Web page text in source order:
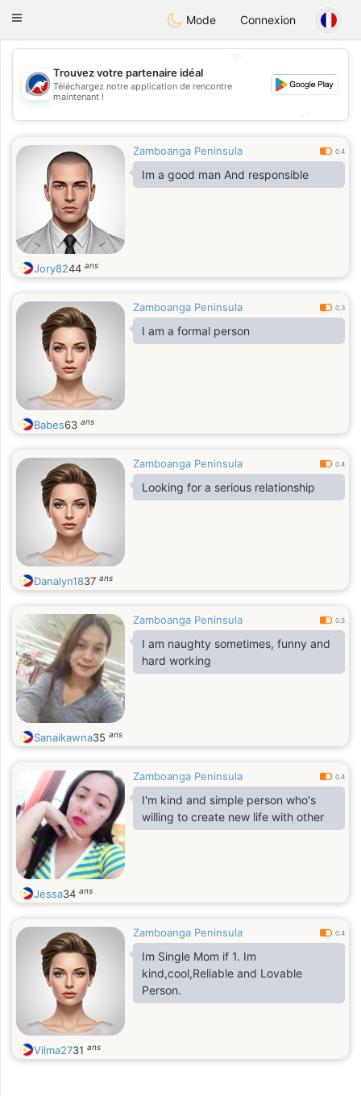
AustraliaChat
Toggle
Mode Connexion
💖
💕
Trouvez votre partenaire idéal
Téléchargez notre application de rencontre
maintenant !
Zamboanga Peninsula 0.4
Im a good man And responsible
Jory8244 ans
Zamboanga Peninsula 0.3
I am a formal person
Babes63 ans
Zamboanga Peninsula 0.4
Looking for a serious relationship
Danalyn1837 ans
Zamboanga Peninsula 0.5
I am naughty sometimes, funny and
hard working
Sanaikawna35 ans
Zamboanga Peninsula 0.4
I'm kind and simple person who's
willing to create new life with other
Jessa34 ans
Zamboanga Peninsula 0.4
Im Single Mom if 1. Im
kind,cool,Reliable and Lovable
Person.
Vilma2731 ans